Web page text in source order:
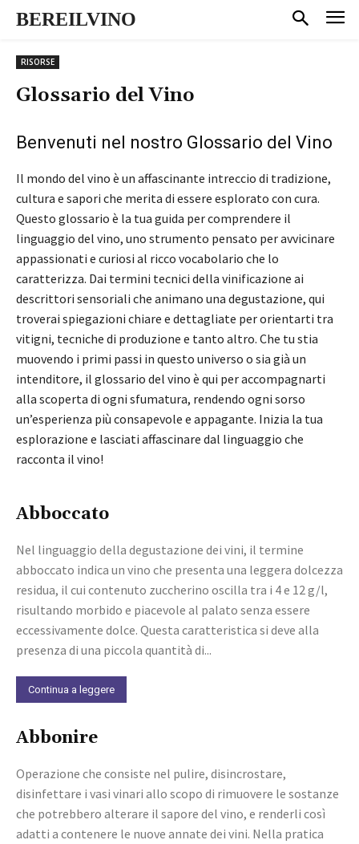
BEREILVINO
RISORSE
Glossario del Vino
Benvenuti nel nostro Glossario del Vino
Il mondo del vino è un affascinante intreccio di tradizione,
cultura e sapori che merita di essere esplorato con cura.
Questo glossario è la tua guida per comprendere il
linguaggio del vino, uno strumento pensato per avvicinare
appassionati e curiosi al ricco vocabolario che lo
caratterizza. Dai termini tecnici della vinificazione ai
descrittori sensoriali che animano una degustazione, qui
troverai spiegazioni chiare e dettagliate per orientarti tra
vitigni, tecniche di produzione e tanto altro. Che tu stia
muovendo i primi passi in questo universo o sia già un
intenditore, il glossario del vino è qui per accompagnarti
alla scoperta di ogni sfumatura, rendendo ogni sorso
un’esperienza più consapevole e appagante. Inizia la tua
esplorazione e lasciati affascinare dal linguaggio che
racconta il vino!
Abboccato
Nel linguaggio della degustazione dei vini, il termine
abboccato indica un vino che presenta una leggera dolcezza
residua, il cui contenuto zuccherino oscilla tra i 4 e 12 g/l,
risultando morbido e piacevole al palato senza essere
eccessivamente dolce. Questa caratteristica si deve alla
presenza di una piccola quantità di...
Continua a leggere
Abbonire
Operazione che consiste nel pulire, disincrostare,
disinfettare i vasi vinari allo scopo di rimuovere le sostanze
che potrebbero alterare il sapore del vino, e renderli così
adatti a contenere le nuove annate dei vini. Nella pratica